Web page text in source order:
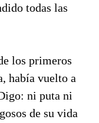
todas las
los primeros
había vuelto a
ni puta ni
de su vida